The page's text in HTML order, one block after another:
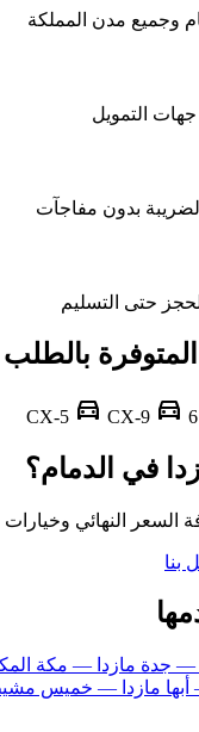
وجميع مدن المملكة
التمويل
بدون مفاجآت
حتى التسليم
directions_car
directions_car CX-9
في الدمام؟
السعر النهائي وخيارات
بنا
— جدة مازدا — مكة
مازدا — خميس